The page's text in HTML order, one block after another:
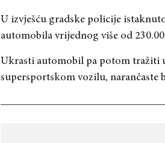
U izvješću gradske policije
automobila vrijednog više od
Ukrasti automobil pa potom tražiti
supersportskom vozilu, narančaste